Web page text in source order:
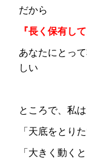
だから
『長く保有し
あなたにとっ
しい
ところで、私
「天底をとりた
「大きく動く